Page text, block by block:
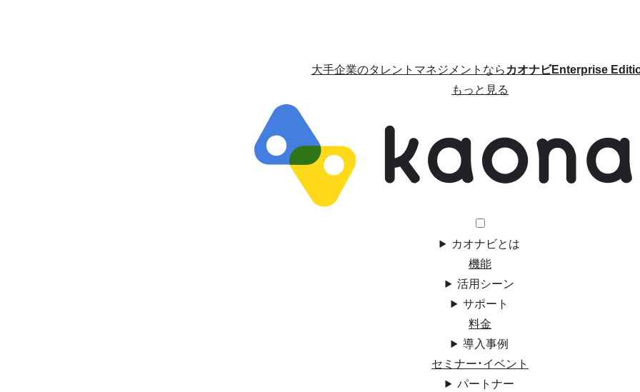
大手企業のタレントマネジメントならカオナビEnterprise
もっと見る
カオナビとは
機能
活用シーン
サポート
料金
導入事例
セミナー・イベント
パートナー